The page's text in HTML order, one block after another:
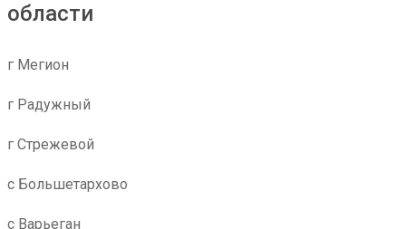
области
г Мегион
г Радужный
г Стрежевой
с Большетархово
с Варьеган